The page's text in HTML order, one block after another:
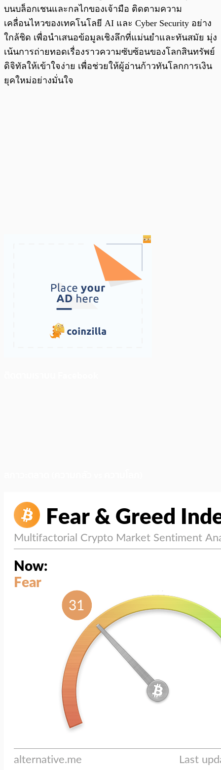
บนบล็อกเชนและกลไกของเจ้ามือ ติดตามความ
เคลื่อนไหวของเทคโนโลยี AI และ Cyber Security อย่าง
ใกล้ชิด เพื่อนำเสนอข้อมูลเชิงลึกที่แม่นยำและทันสมัย มุ่ง
เน้นการถ่ายทอดเรื่องราวความซับซ้อนของโลกสินทรัพย์
ดิจิทัลให้เข้าใจง่าย เพื่อช่วยให้ผู้อ่านก้าวทันโลกการเงิน
ยุคใหม่อย่างมั่นใจ